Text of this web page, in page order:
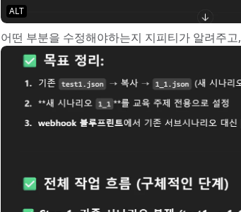
ALT
어떤 부분을 수정해야하는지 지피티가 알려주고,